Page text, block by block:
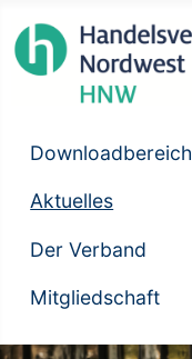
Downloadbereich
Aktuelles
Der Verband
Mitgliedschaft